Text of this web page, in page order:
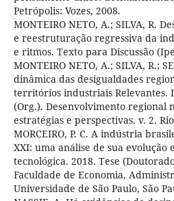
Petrópolis: Vozes, 2008.
MONTEIRO NETO, A.; SILVA, R.
e reestruturação regressiva da
e ritmos. Texto para Discussão
MONTEIRO NETO, A.; SILVA, R.;
dinâmica das desigualdades
territórios industriais Relevantes.
(Org.). Desenvolvimento regional
estratégias e perspectivas. v. 2.
MORCEIRO, P. C. A indústria
XXI: uma análise de sua
tecnológica. 2018. Tese
Faculdade de Economia,
Universidade de São Paulo, São